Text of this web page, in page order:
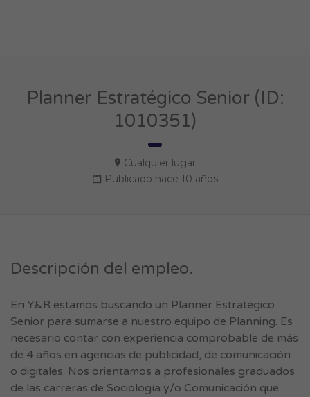
Planner Estratégico Senior (ID:
1010351)
Cualquier lugar
Publicado hace 10 años
Descripción del empleo.
En Y&R estamos buscando un Planner Estratégico
Senior para sumarse a nuestro equipo de Planning. Es
necesario contar con experiencia comprobable de más
de 4 años en agencias de publicidad, de comunicación
o digitales. Nos orientamos a profesionales graduados
de las carreras de Sociología y/o Comunicación que